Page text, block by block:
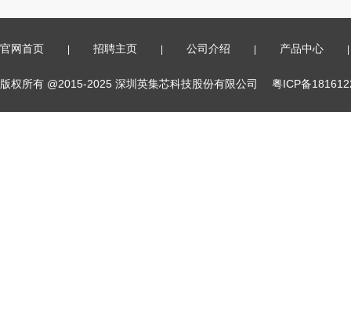
官网首页 | 招聘主页 | 公司介绍 | 产品中心 |
版权所有 @2015-2025 深圳英集芯科技股份有限公司 粤ICP备